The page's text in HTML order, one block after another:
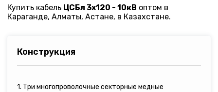
Купить кабель ЦСБл 3х120 - 10кВ оптом в
Караганде, Алматы, Астане, в Казахстане.
Конструкция
1. Три многопроволочные секторные медные